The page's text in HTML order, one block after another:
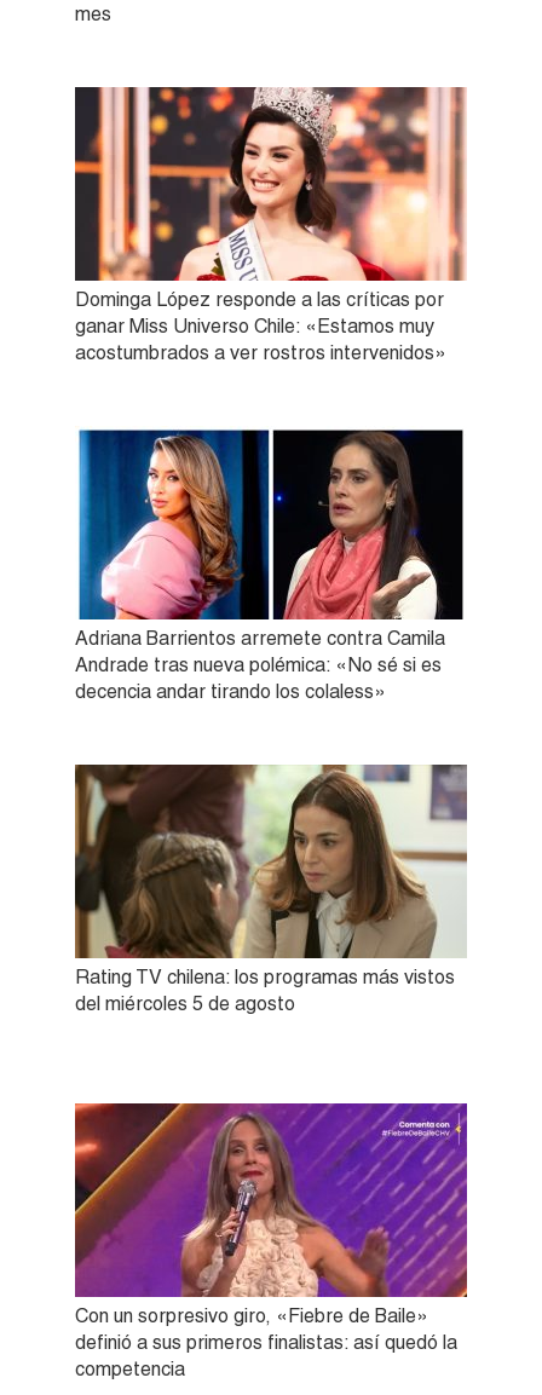
mes
Dominga López responde a las críticas por
ganar Miss Universo Chile: «Estamos muy
acostumbrados a ver rostros intervenidos»
Adriana Barrientos arremete contra Camila
Andrade tras nueva polémica: «No sé si es
decencia andar tirando los colaless»
Rating TV chilena: los programas más vistos
del miércoles 5 de agosto
Con un sorpresivo giro, «Fiebre de Baile»
definió a sus primeros finalistas: así quedó la
competencia